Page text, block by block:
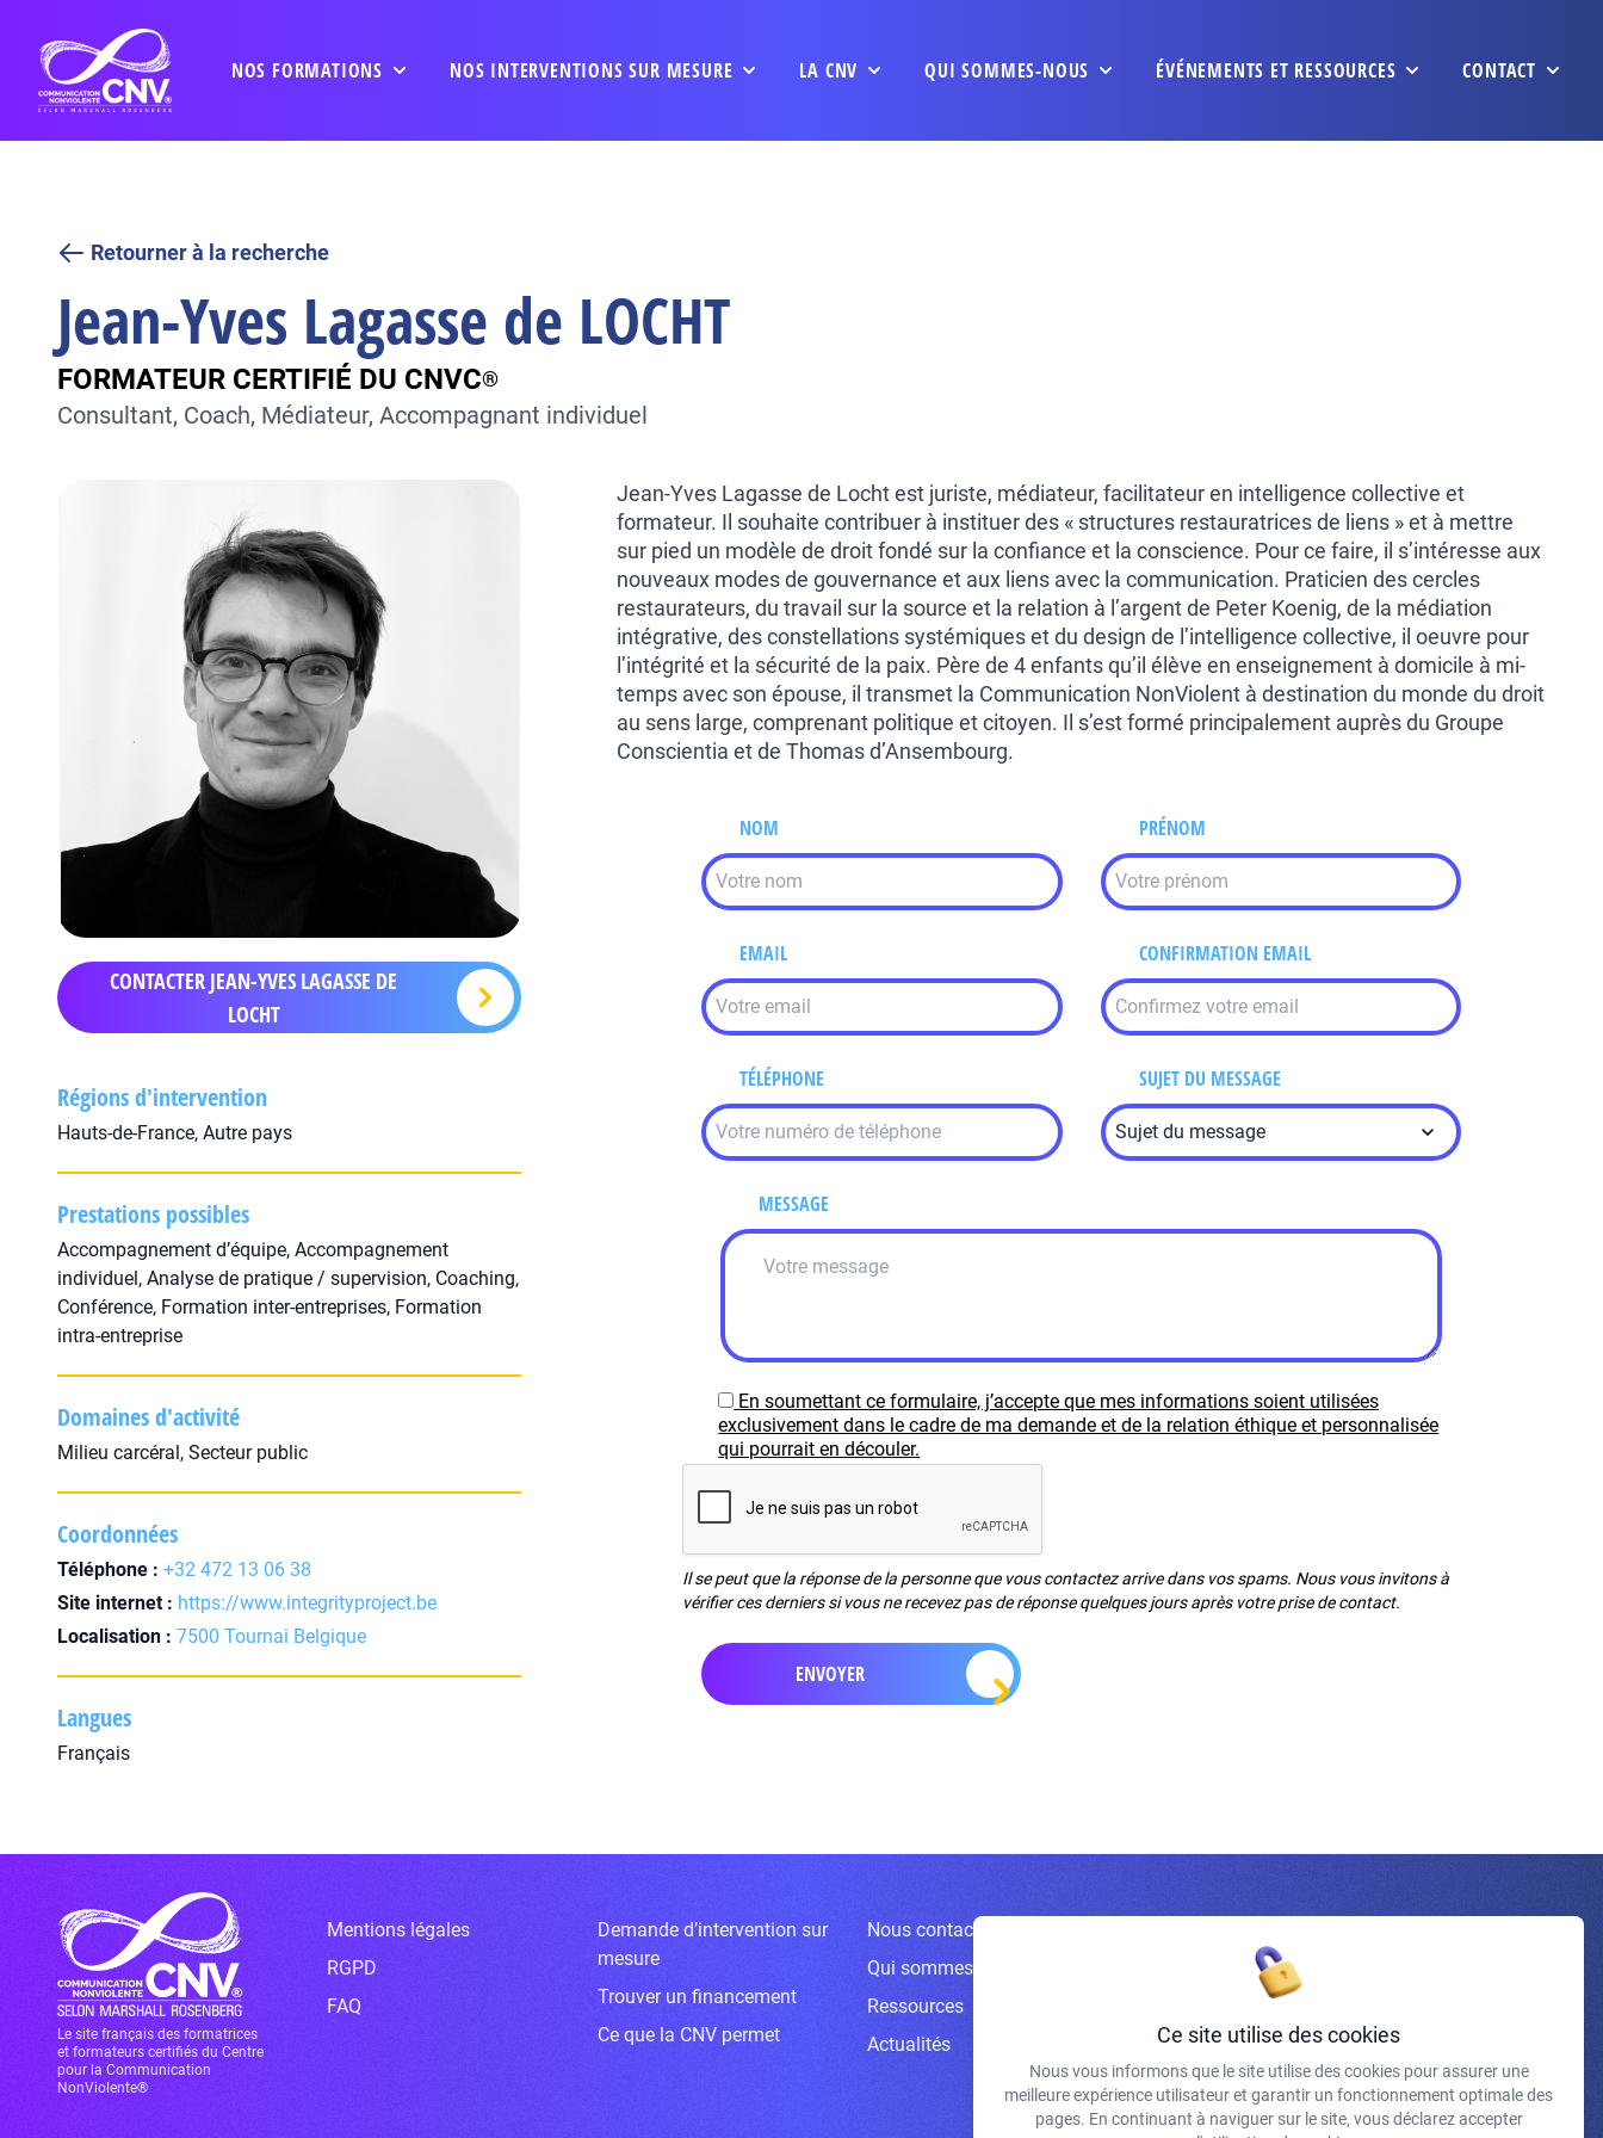
NOS FORMATIONS NOS INTERVENTIONS SUR MESURE LA CNV QUI SOMMES-NOUS ÉVÉNEMENTS ET RESSOURCES CONTACT
Retourner à la recherche
Jean-Yves Lagasse de LOCHT
FORMATEUR CERTIFIÉ DU CNVC®
Consultant, Coach, Médiateur, Accompagnant individuel
CONTACTER JEAN-YVES LAGASSE DE
LOCHT
Régions d'intervention
Hauts-de-France, Autre pays
Prestations possibles
Accompagnement d’équipe, Accompagnement
individuel, Analyse de pratique / supervision, Coaching,
Conférence, Formation inter-entreprises, Formation
intra-entreprise
Domaines d'activité
Milieu carcéral, Secteur public
Coordonnées
Téléphone : +32 472 13 06 38
Site internet : https://www.integrityproject.be
Localisation : 7500 Tournai Belgique
Langues
Français
Jean-Yves Lagasse de Locht est juriste, médiateur, facilitateur en intelligence collective et
formateur. Il souhaite contribuer à instituer des « structures restauratrices de liens » et à mettre
sur pied un modèle de droit fondé sur la confiance et la conscience. Pour ce faire, il s’intéresse aux
nouveaux modes de gouvernance et aux liens avec la communication. Praticien des cercles
restaurateurs, du travail sur la source et la relation à l’argent de Peter Koenig, de la médiation
intégrative, des constellations systémiques et du design de l’intelligence collective, il oeuvre pour
l’intégrité et la sécurité de la paix. Père de 4 enfants qu’il élève en enseignement à domicile à mi-
temps avec son épouse, il transmet la Communication NonViolent à destination du monde du droit
au sens large, comprenant politique et citoyen. Il s’est formé principalement auprès du Groupe
Conscientia et de Thomas d’Ansembourg.
NOM PRÉNOM
EMAIL CONFIRMATION EMAIL
TÉLÉPHONE SUJET DU MESSAGE
MESSAGE
En soumettant ce formulaire, j’accepte que mes informations soient utilisées
exclusivement dans le cadre de ma demande et de la relation éthique et personnalisée
qui pourrait en découler.
Il se peut que la réponse de la personne que vous contactez arrive dans vos spams. Nous vous invitons à
vérifier ces derniers si vous ne recevez pas de réponse quelques jours après votre prise de contact.
Le site français des formatrices
et formateurs certifiés du Centre
pour la Communication
NonViolente®
Mentions légales
RGPD
FAQ
Demande d’intervention sur
mesure
Trouver un financement
Ce que la CNV permet
Nous contacter
Qui sommes-nous ?
Ressources
Actualités
J'accepte de recevoir vos e-mails et confirme avoir pris
connaissance de votre politique de confidentialité et
mentions légales.
Ce site utilise des cookies
Nous vous informons que le site utilise des cookies pour assurer une
meilleure expérience utilisateur et garantir un fonctionnement optimale des
pages. En continuant à naviguer sur le site, vous déclarez accepter